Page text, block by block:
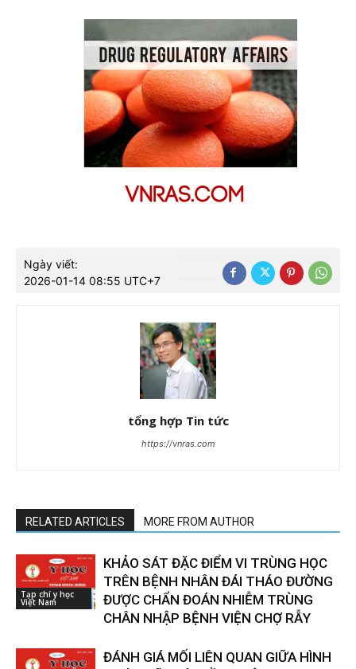
Ngày viết:
2026-01-14 08:55 UTC+7
tổng hợp Tin tức
https://vnras.com
RELATED ARTICLES MORE FROM AUTHOR
Tạp chí y học
Việt Nam
KHẢO SÁT ĐẶC ĐIỂM VI TRÙNG HỌC
TRÊN BỆNH NHÂN ĐÁI THÁO ĐƯỜNG
ĐƯỢC CHẨN ĐOÁN NHIỄM TRÙNG
CHÂN NHẬP BỆNH VIỆN CHỢ RẪY
ĐÁNH GIÁ MỐI LIÊN QUAN GIỮA HÌNH